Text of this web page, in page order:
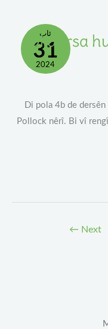
ئاب
31
2024
Di dersa
Di pola 4b de
Pollock nêrî. Bi vî
Next
←